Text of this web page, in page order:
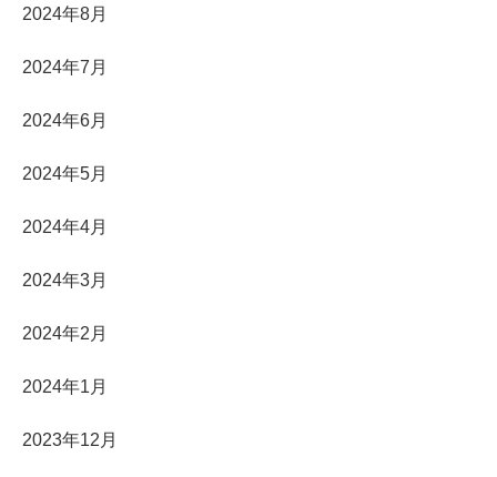
2024年8月
2024年7月
2024年6月
2024年5月
2024年4月
2024年3月
2024年2月
2024年1月
2023年12月